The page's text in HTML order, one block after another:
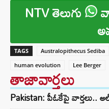
NTV తెలుగు
TAGS Australopithecus Sediba
human evolution
Lee Berger
తాజావార్తలు
Pakistan: పీఓకేపై వార్తలు..